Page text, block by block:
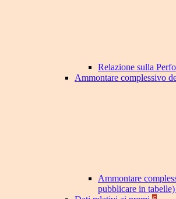
Relazione sulla
Ammontare complessivo
Ammontare
pubblicare in tabelle)